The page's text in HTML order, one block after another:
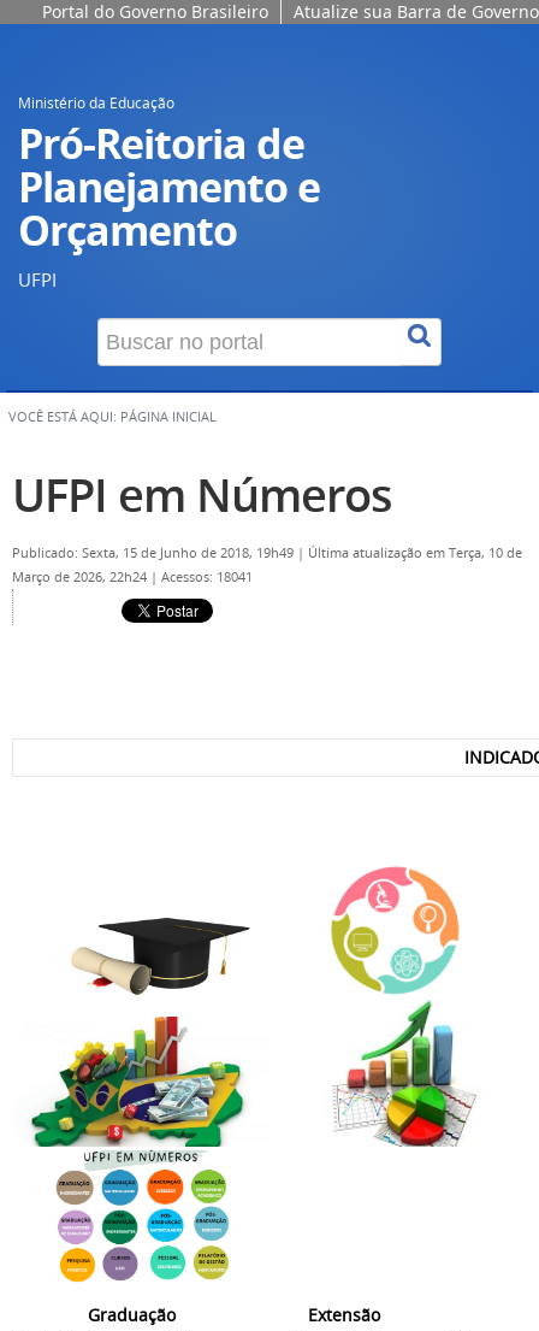
Portal do Governo Brasileiro Atualize sua Barra de Governo
Ministério da Educação
Pró-Reitoria de
Planejamento e
Orçamento
UFPI
VOCÊ ESTÁ AQUI: PÁGINA INICIAL
UFPI em Números
Publicado: Sexta, 15 de Junho de 2018, 19h49 | Última atualização em Terça, 10 de
Março de 2026, 22h24 | Acessos: 18041
Graduação
Extensão